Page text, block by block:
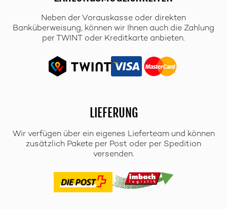
Neben der Vorauskasse oder direkten
Banküberweisung, können wir Ihnen auch die Zahlung
per TWINT oder Kreditkarte anbieten.
LIEFERUNG
Wir verfügen über ein eigenes Lieferteam und können
zusätzlich Pakete per Post oder per Spedition
versenden.